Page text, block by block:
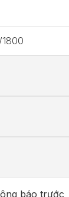
báo trước